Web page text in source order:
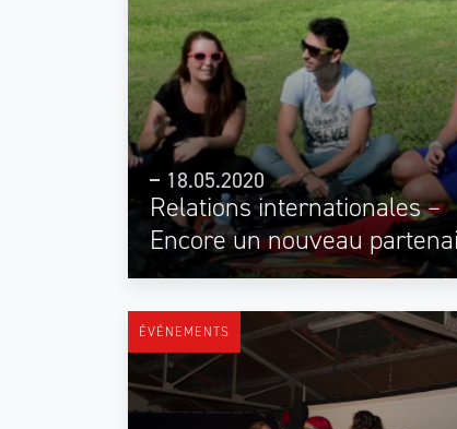
Relations internationales –
Encore un nouveau
18.05.2020
ÉVÉNEMENTS